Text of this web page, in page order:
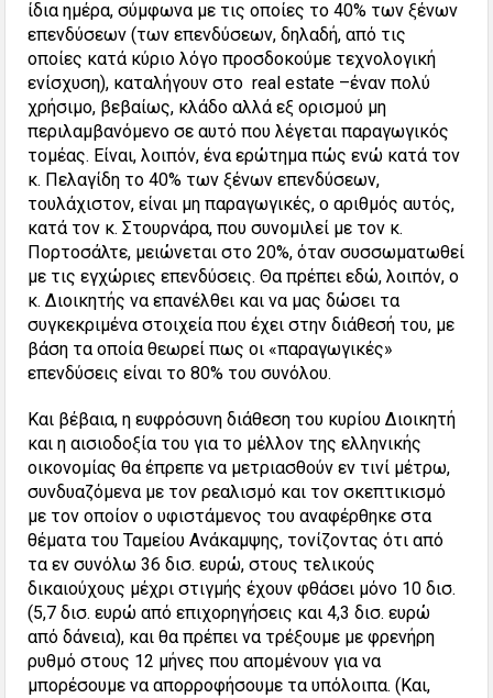
ίδια ημέρα, σύμφωνα με τις οποίες το 40% των ξένων
επενδύσεων (των επενδύσεων, δηλαδή, από τις
οποίες κατά κύριο λόγο προσδοκούμε τεχνολογική
ενίσχυση), καταλήγουν στο real estate –έναν πολύ
χρήσιμο, βεβαίως, κλάδο αλλά εξ ορισμού μη
περιλαμβανόμενο σε αυτό που λέγεται παραγωγικός
τομέας. Είναι, λοιπόν, ένα ερώτημα πώς ενώ κατά τον
κ. Πελαγίδη το 40% των ξένων επενδύσεων,
τουλάχιστον, είναι μη παραγωγικές, ο αριθμός αυτός,
κατά τον κ. Στουρνάρα, που συνομιλεί με τον κ.
Πορτοσάλτε, μειώνεται στο 20%, όταν συσσωματωθεί
με τις εγχώριες επενδύσεις. Θα πρέπει εδώ, λοιπόν, ο
κ. Διοικητής να επανέλθει και να μας δώσει τα
συγκεκριμένα στοιχεία που έχει στην διάθεσή του, με
βάση τα οποία θεωρεί πως οι «παραγωγικές»
επενδύσεις είναι το 80% του συνόλου.
Και βέβαια, η ευφρόσυνη διάθεση του κυρίου Διοικητή
και η αισιοδοξία του για το μέλλον της ελληνικής
οικονομίας θα έπρεπε να μετριασθούν εν τινί μέτρω,
συνδυαζόμενα με τον ρεαλισμό και τον σκεπτικισμό
με τον οποίον ο υφιστάμενος του αναφέρθηκε στα
θέματα του Ταμείου Ανάκαμψης, τονίζοντας ότι από
τα εν συνόλω 36 δισ. ευρώ, στους τελικούς
δικαιούχους μέχρι στιγμής έχουν φθάσει μόνο 10 δισ.
(5,7 δισ. ευρώ από επιχορηγήσεις και 4,3 δισ. ευρώ
από δάνεια), και θα πρέπει να τρέξουμε με φρενήρη
ρυθμό στους 12 μήνες που απομένουν για να
μπορέσουμε να απορροφήσουμε τα υπόλοιπα. (Και,